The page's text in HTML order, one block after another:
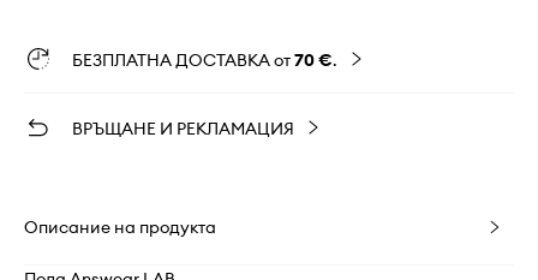
БЕЗПЛАТНА ДОСТАВКА от70 €.
ВРЪЩАНЕ И РЕКЛАМАЦИЯ
Описание на продукта